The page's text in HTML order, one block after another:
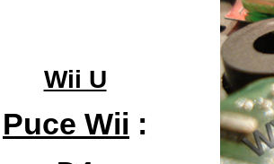
Wii U
Puce Wii :